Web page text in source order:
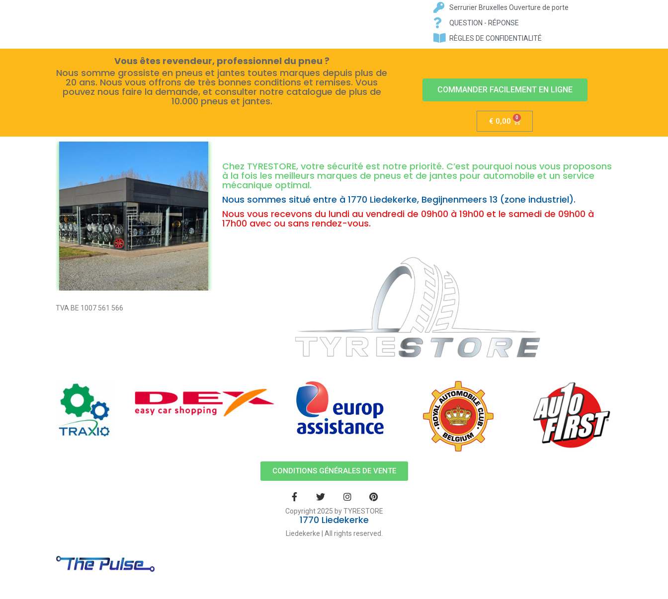
Serrurier Bruxelles Ouverture de porte
QUESTION - RÉPONSE
RÈGLES DE CONFIDENTIALITÉ
Vous êtes revendeur, professionnel du pneu ?
Nous somme grossiste en pneus et jantes toutes marques depuis plus de
20 ans. Nous vous offrons de très bonnes conditions et remises. Vous
pouvez nous faire la demande, et consulter notre catalogue de plus de
10.000 pneus et jantes.
COMMANDER FACILEMENT EN LIGNE
€ 0,00
TVA BE 1007 561 566
Chez TYRESTORE, votre sécurité est notre priorité. C’est pourquoi nous vous proposons
à la fois les meilleurs marques de pneus et de jantes pour automobile et un service
mécanique optimal.
Nous sommes situé entre à 1770 Liedekerke, Begijnenmeers 13 (zone industriel).
Nous vous recevons du lundi au vendredi de 09h00 à 19h00 et le samedi de 09h00 à
17h00 avec ou sans rendez-vous.
CONDITIONS GÉNÉRALES DE VENTE
Copyright 2025 by TYRESTORE
1770 Liedekerke
Liedekerke | All rights reserved.